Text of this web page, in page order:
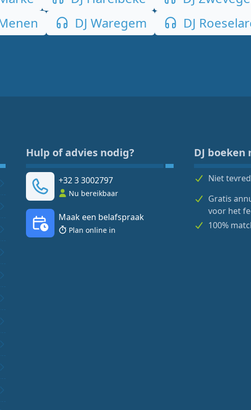
DJ Waregem DJ
Hulp of advies nodig?
+32 3 3002797
Nu bereikbaar
Maak een belafspraak
Plan online in
DJ
Niet
Gratis
voor het
100%